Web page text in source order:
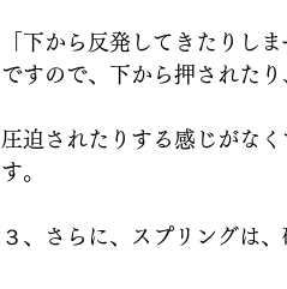
「下から反発してきたりしま
ですので、下から押されたり
圧迫されたりする感じがな
す。
３、さらに、スプリングは